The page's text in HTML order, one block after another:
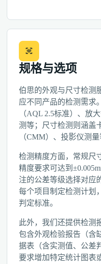
规格与选项
伯思的外观与尺寸检测
应不同产品的检测需求
（AQL 2.5标准）、放
测等；尺寸检测则涵盖
（CMM）、投影仪测量
检测精度方面，常规尺
精度要求可达到
注的公差等级选择对应
每个项目制定检测计划
判定标准。
此外，我们还提供检测
包含外观检验报告（含
据表（含实测值、公差
要求增加特定统计图表